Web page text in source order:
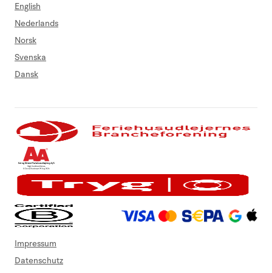
English
Nederlands
Norsk
Svenska
Dansk
Impressum
Datenschutz